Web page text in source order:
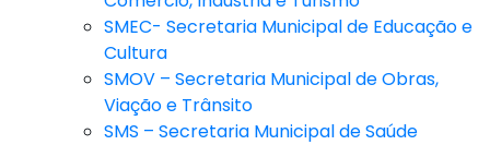
SMEC- Secretaria Municipal de Educação e
Cultura
SMOV – Secretaria Municipal de Obras,
Viação e Trânsito
SMS – Secretaria Municipal de Saúde